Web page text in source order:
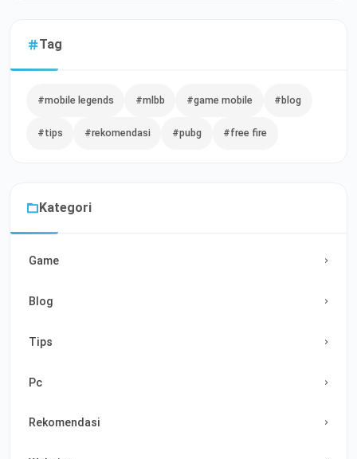
Tag
#mobile legends #mlbb #game mobile #blog
#tips #rekomendasi #pubg #free fire
Kategori
Game
Blog
Tips
Pc
Rekomendasi